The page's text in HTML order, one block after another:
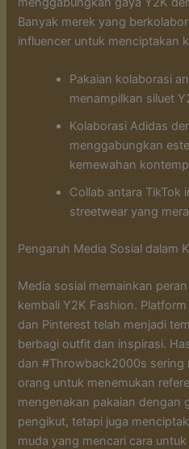
Banyak merek yang
influencer untuk menciptakan
Pakaian kolaborasi
menampilkan siluet
Kolaborasi Adidas
menggabungkan
kemewahan
Collab antara TikTok
streetwear yang
Pengaruh Media Sosial dalam
Media sosial memainkan
kembali Y2K Fashion.
dan Pinterest telah menjadi
berbagi outfit dan inspirasi.
dan #Throwback2000s sering
orang untuk menemukan
mengenakan pakaian dengan
pengikut, tetapi juga
muda yang mencari cara